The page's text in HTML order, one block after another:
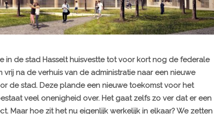
in de stad Hasselt huisvestte tot voor kort nog de federale
na de verhuis van de administratie naar een nieuwe
de stad. Deze plande een nieuwe toekomst voor het
veel onenigheid over. Het gaat zelfs zo ver dat er een
Maar hoe zit het nu eigenlijk werkelijk in elkaar? We zetten